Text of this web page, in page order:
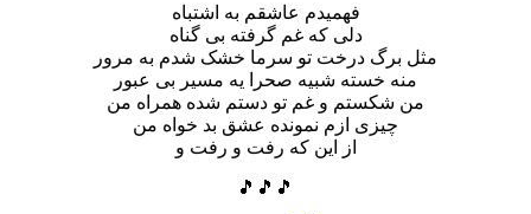
فهمیدم عاشقم به اشتباه
دلی که غم گرفته بی گناه
مثل برگ درخت تو سرما خشک شدم به مرور
منه خسته شبیه صحرا یه مسیر بی عبور
من شکستم و غم تو دستم شده همراه من
چیزی ازم نمونده عشق بد خواه من
از این که رفت و رفت و
🎵🎵🎵